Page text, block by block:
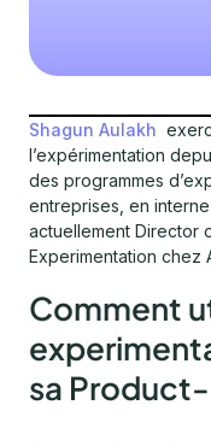
Shagun Aulakh
l’expérimentation
des programmes
entreprises, en
actuellement Director
Experimentation chez
Comment
sa